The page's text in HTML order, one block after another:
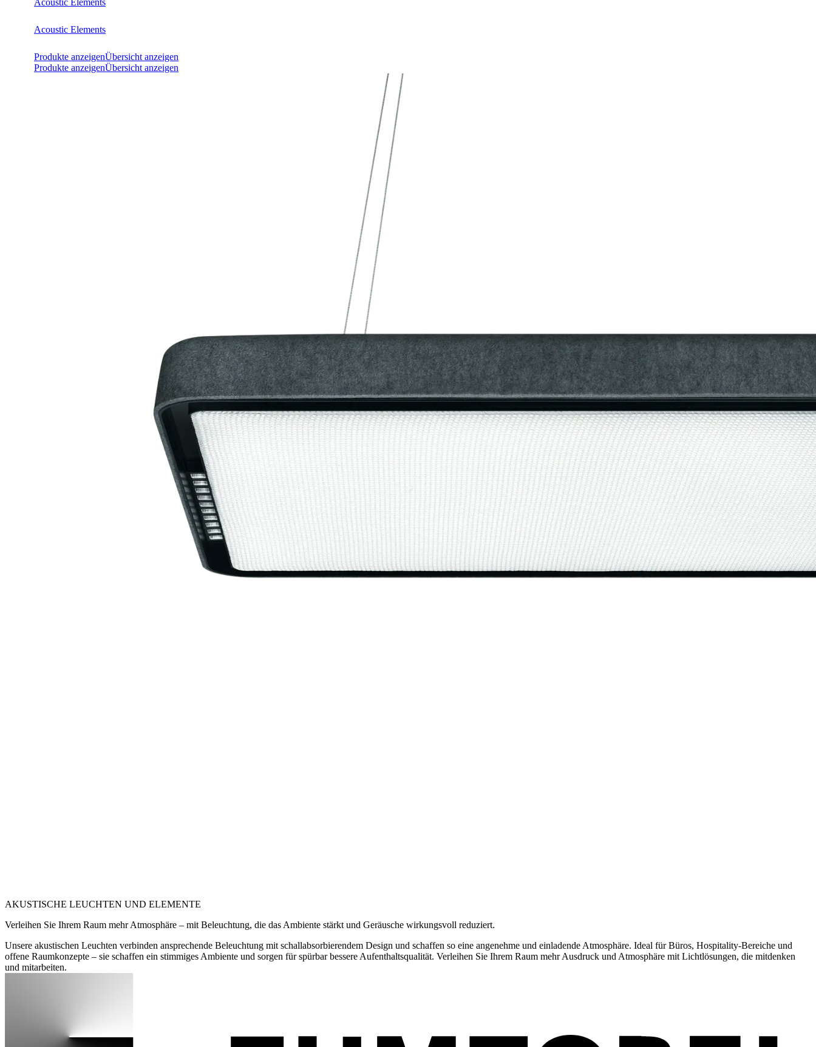
Acoustic Elements
Acoustic Elements
Produkte anzeigenÜbersicht anzeigen
Produkte anzeigenÜbersicht anzeigen
AKUSTISCHE LEUCHTEN UND ELEMENTE
Verleihen Sie Ihrem Raum mehr Atmosphäre – mit Beleuchtung, die das Ambiente stärkt und Geräusche wirkungsvoll reduziert.
Unsere akustischen Leuchten verbinden ansprechende Beleuchtung mit schallabsorbierendem Design und schaffen so eine angenehme und einladende Atmosphäre. Ideal für Büros, Hospitality-Bereiche und
offene Raumkonzepte – sie schaffen ein stimmiges Ambiente und sorgen für spürbar bessere Aufenthaltsqualität. Verleihen Sie Ihrem Raum mehr Ausdruck und Atmosphäre mit Lichtlösungen, die mitdenken
und mitarbeiten.